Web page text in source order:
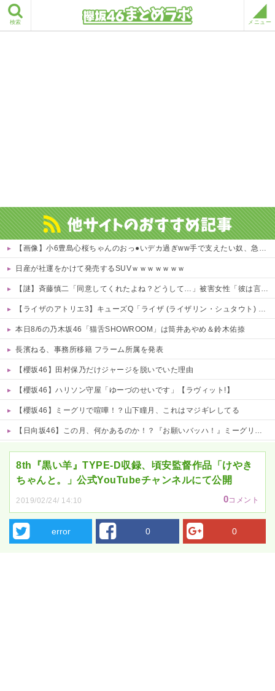
検索 メニュー
【画像】小6豊島心桜ちゃんのおっ●いデカ過ぎww手で支えたい奴、急げｗｗｗｗ 他
日産が社運をかけて発売するSUVｗｗｗｗｗｗｗ
【謎】斉藤慎二「同意してくれたよね？どうして…」被害女性「彼は言葉が通じないモンスター」
【ライザのアトリエ3】キューズQ「ライザ (ライザリン・シュタウト) ウェディングStyle」フィギュア【予約開始】
本日8/6の乃木坂46「猫舌SHOWROOM」は筒井あやめ＆鈴木佑捺
長濱ねる、事務所移籍 フラーム所属を発表
【櫻坂46】田村保乃だけジャージを脱いでいた理由
【櫻坂46】ハリソン守屋「ゆーづのせいです」【ラヴィット!】
【櫻坂46】ミーグリで喧嘩！？山下瞳月、これはマジギレしてる
【日向坂46】この月、何かあるのか！？『お願いバッハ！』ミーグリ日程がこちら
8th『黒い羊』TYPE-D収録、頃安監督作品「けやき
ちゃんと。」公式YouTubeチャンネルにて公開
2019/02/24/ 14:10 0コメント
error 0 0